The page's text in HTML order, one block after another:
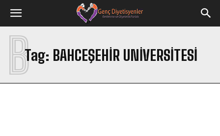
Tag: BAHCEŞEHIR UNIVERSITESI
B